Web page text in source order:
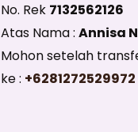
No. Rek 7132562126
Atas Nama :Annisa
Mohon setelah
ke : +6281272529972